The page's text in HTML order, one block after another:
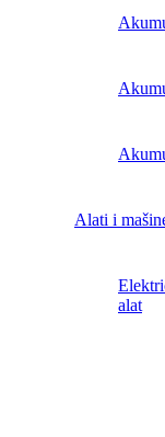
Alati i
alat